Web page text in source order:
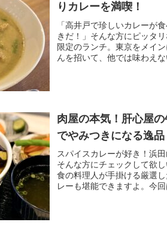
りカレーを満喫！
「高井戸で珍しいカレーが
きだ！」そんな方にピッタ
限定のランチ。東京をメイ
んを招いて、他では味わえ
肉屋の本気！肝心屋
でやみつきになる逸品
スパイスカレーが好き！浜
そんな方にチェックして欲
食の料理人が手掛ける厳選
レーも堪能できますよ。今